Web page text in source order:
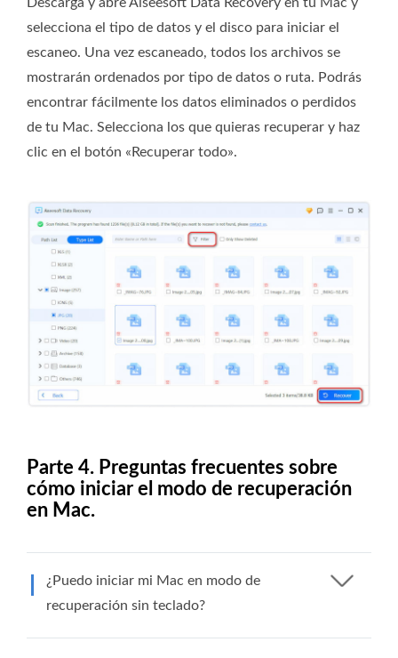
selecciona el tipo de datos y el disco para iniciar el
escaneo. Una vez escaneado, todos los archivos se
mostrarán ordenados por tipo de datos o ruta. Podrás
encontrar fácilmente los datos eliminados o perdidos
de tu Mac. Selecciona los que quieras recuperar y haz
clic en el botón «Recuperar todo».
Parte 4. Preguntas frecuentes sobre
cómo iniciar el modo de recuperación
en Mac.
¿Puedo iniciar mi Mac en modo de
recuperación sin teclado?